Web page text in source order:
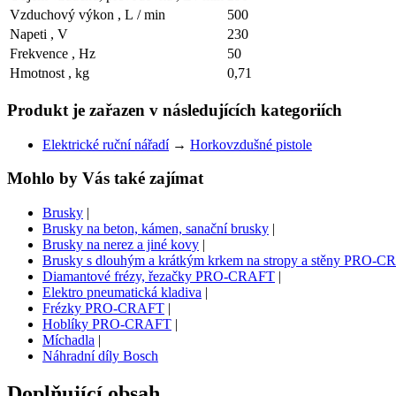
Vzduchový výkon , L / min
500
Napeti , V
230
Frekvence , Hz
50
Hmotnost , kg
0,71
Produkt je zařazen v následujících kategoriích
Elektrické ruční nářadí→ Horkovzdušné pistole
Mohlo by Vás také zajímat
Brusky |
Brusky na beton, kámen, sanační brusky |
Brusky na nerez a jiné kovy |
Brusky s dlouhým a krátkým krkem na stropy a stěny PRO-
Diamantové frézy, řezačky PRO-CRAFT |
Elektro pneumatická kladiva |
Frézky PRO-CRAFT |
Hoblíky PRO-CRAFT |
Míchadla |
Náhradní díly Bosch